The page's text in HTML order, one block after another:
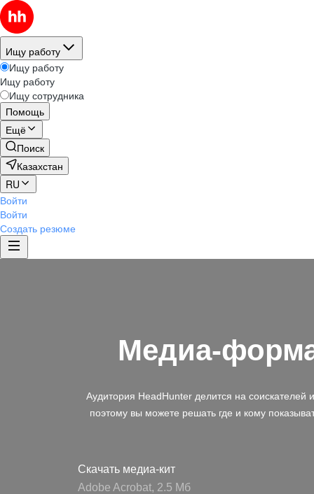
Ищу работу
Ищу работу
Ищу работу
Ищу сотрудника
Помощь
Ещё
Поиск
Казахстан
RU
Войти
Войти
Создать резюме
Медиа-
Аудитория HeadHunter делится на соискателей
поэтому вы можете решать где и кому
Скачать медиа-кит
Adobe Acrobat, 2.5 Mб